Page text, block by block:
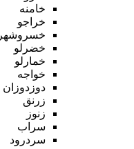
خامنه
خراجو
خسروشهر
خضرلو
خمارلو
خواجه
دوزدوزان
زرنق
زنوز
سراب
سردرود